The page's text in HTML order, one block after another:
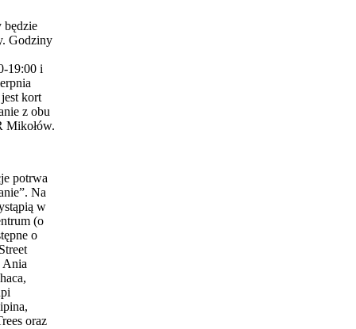
będzie
Godziny
19:00 i
kort
z obu
Mikołów.
potrwa
Na
w
(o
o
Ania
oraz